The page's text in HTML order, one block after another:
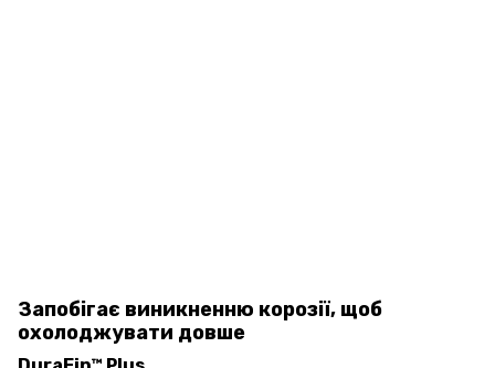
Запобігає виникненню корозії, щоб
охолоджувати довше